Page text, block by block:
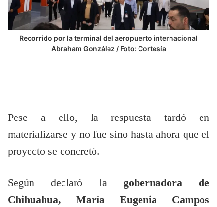
Recorrido por la terminal del aeropuerto internacional
Abraham González / Foto: Cortesía
Pese a ello, la respuesta tardó en
materializarse y no fue sino hasta ahora que el
proyecto se concretó.
Según declaró la gobernadora de
Chihuahua, María Eugenia Campos